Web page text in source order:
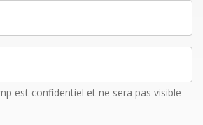
est confidentiel et ne sera pas visible